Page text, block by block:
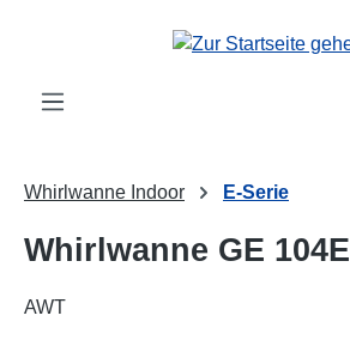
Zum Hauptinhalt springen
Whirlwanne Indoor E-Serie
Whirlwanne GE 104E
AWT